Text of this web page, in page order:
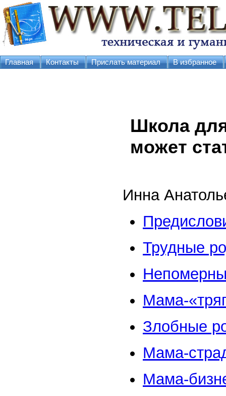
Главная Контакты Прислать материал В избранное
Школа
может
Инна
Трудные
Мама-
Злобные
Мама-
Мама-